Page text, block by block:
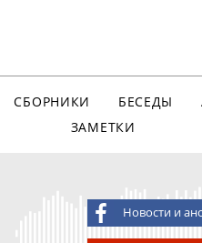
СБОРНИКИ БЕСЕДЫ
ЗАМЕТКИ
Новости и